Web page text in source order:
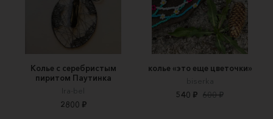
Колье с серебристым
пиритом Паутинка
Ira-bel
2800 ₽
колье «это еще цветочки»
biserka
540 ₽ 600 ₽